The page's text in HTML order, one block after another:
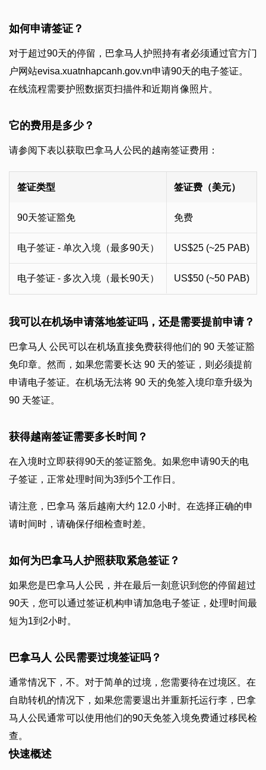
如何申请签证？
对于超过90天的停留，巴拿马人护照持有者必须通过官方门
户网站evisa.xuatnhapcanh.gov.vn申请90天的电子签证。
在线流程需要护照数据页扫描件和近期肖像照片。
它的费用是多少？
请参阅下表以获取巴拿马人公民的越南签证费用：
签证类型 签证费（美元）
90天签证豁免 免费
电子签证 - 单次入境（最多90天） US$25 (~25 PAB)
电子签证 - 多次入境（最长90天） US$50 (~50 PAB)
我可以在机场申请落地签证吗，还是需要提前申请？
巴拿马人 公民可以在机场直接免费获得他们的 90 天签证豁
免印章。然而，如果您需要长达 90 天的签证，则必须提前
申请电子签证。在机场无法将 90 天的免签入境印章升级为
90 天签证。
获得越南签证需要多长时间？
在入境时立即获得90天的签证豁免。如果您申请90天的电
子签证，正常处理时间为3到5个工作日。
请注意，巴拿马 落后越南大约 12.0 小时。在选择正确的申
请时间时，请确保仔细检查时差。
如何为巴拿马人护照获取紧急签证？
如果您是巴拿马人公民，并在最后一刻意识到您的停留超过
90天，您可以通过签证机构申请加急电子签证，处理时间最
短为1到2小时。
巴拿马人 公民需要过境签证吗？
通常情况下，不。对于简单的过境，您需要待在过境区。在
自助转机的情况下，如果您需要退出并重新托运行李，巴拿
马人公民通常可以使用他们的90天免签入境免费通过移民检
查。
快速概述